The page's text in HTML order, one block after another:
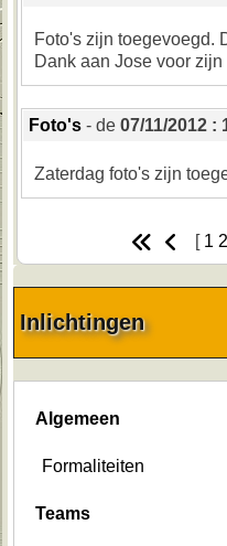
Inlichtingen
Algemeen
Formaliteiten
Teams
Foto's zijn toegevoegd.
Dank aan Jose voor
Foto's - de 07/11/2012 :
Zaterdag foto's zijn
[ 1 2